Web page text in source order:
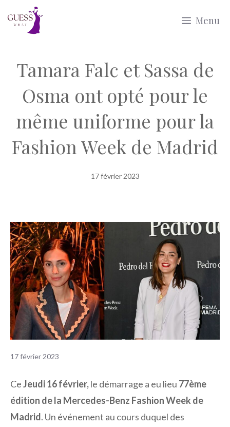
Menu
Tamara Falc et Sassa de
Osma ont opté pour le
même uniforme pour la
Fashion Week de Madrid
17 février 2023
17 février 2023
CeJeudi 16 février,le démarrage a eu lieu 77ème
édition de la Mercedes-Benz Fashion Week de
Madrid. Un événement au cours duquel des